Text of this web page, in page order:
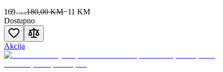
169 00KM180,00 KM−11 KM
Dostupno
Akcija